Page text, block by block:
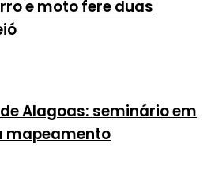
e moto fere duas
Alagoas: seminário em
mapeamento